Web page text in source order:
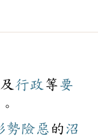
及 行政 等要
。
勢險惡 的 沼